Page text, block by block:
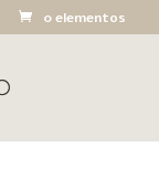
0 elementos